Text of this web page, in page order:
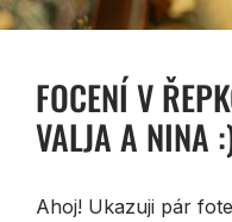
FOCENÍ V
VALJA A NINA
Ahoj! Ukazuji pár